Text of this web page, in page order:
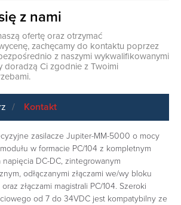
z nami
ofertę oraz otrzymać
zachęcamy do kontaktu poprzez
z naszymi wykwalifikowanymi
doradzą Ci zgodnie z Twoimi
Kontakt
zasilacze Jupiter-MM-5000 o mocy
w formacie PC/104 z kompletnym
DC-DC, zintegrowanym
odłączanymi złączami we/wy bloku
złączami magistrali PC/104. Szeroki
od 7 do 34VDC jest kompatybilny ze